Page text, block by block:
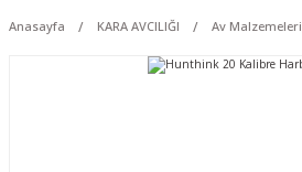
Anasayfa KARA AVCILIĞI Av Malzemeleri